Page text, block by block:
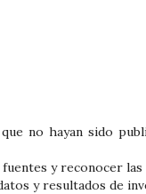
no hayan sido
fuentes y reconocer
y resultados de